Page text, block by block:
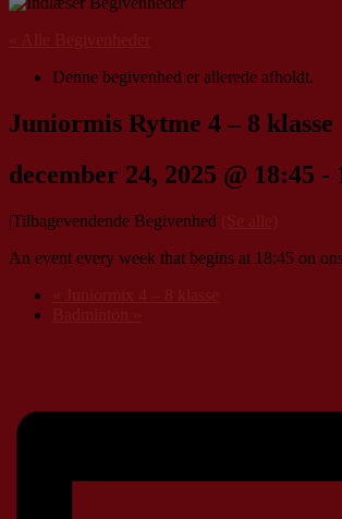
Denne begivenhed er allerede afholdt.
Juniormis Rytme 4 – 8 klasse
december 24, 2025 @ 18:45 -
|Tilbagevendende Begivenhed
An event every week that begins at 18:45 on